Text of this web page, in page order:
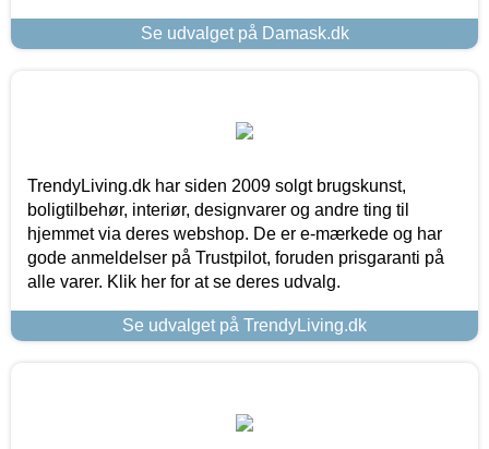
Se udvalget på Damask.dk
TrendyLiving.dk har siden 2009 solgt brugskunst,
boligtilbehør, interiør, designvarer og andre ting til
hjemmet via deres webshop. De er e-mærkede og har
gode anmeldelser på Trustpilot, foruden prisgaranti på
alle varer. Klik her for at se deres udvalg.
Se udvalget på TrendyLiving.dk